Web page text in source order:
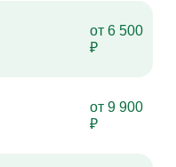
от 6 500
₽
от 9 900
₽